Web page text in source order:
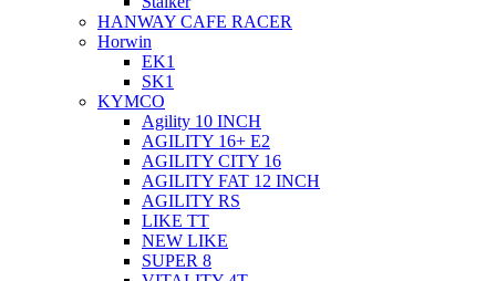
HANWAY CAFE RACER
Horwin
EK1
SK1
KYMCO
Agility 10 INCH
AGILITY 16+ E2
AGILITY CITY 16
AGILITY FAT 12 INCH
AGILITY RS
LIKE TT
NEW LIKE
SUPER 8